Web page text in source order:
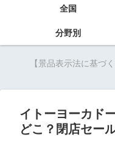
全国
分野別
【景品表示法に基づ
イトーヨーカド
どこ？閉店セー